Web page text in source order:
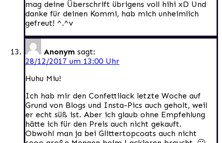
mag deine Überschrift übrigens voll hihi xD Und
danke für deinen Kommi, hab mich unheimlich
gefreut! ^.^v
Anonym sagt:
28/12/2017 um 13:00 Uhr
Huhu Miu!
Ich hab mir den Confettilack letzte Woche auf
Grund von Blogs und Insta-Pics auch geholt, weil
er echt süß ist. Aber ich glaub ohne Empfehlung
hätte ich für den Preis auch nicht gekauft.
Obwohl man ja bei Glittertopcoats auch nicht